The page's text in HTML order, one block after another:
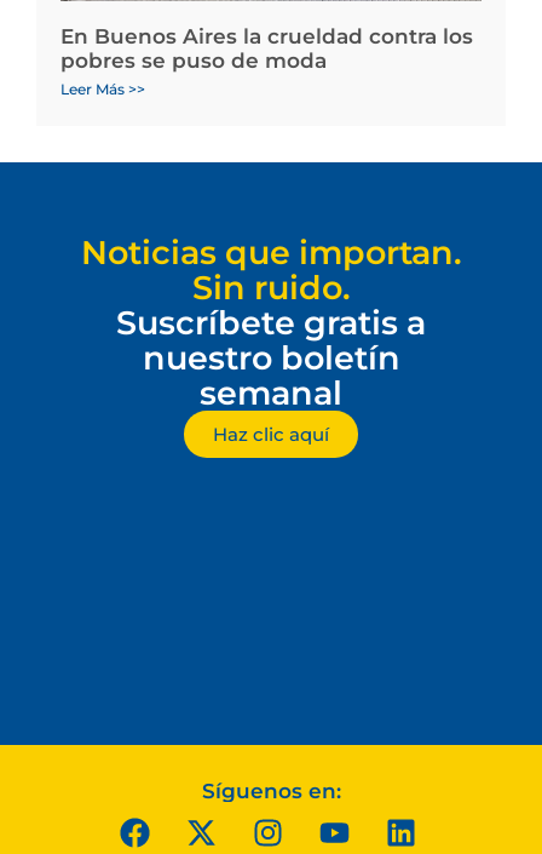
En Buenos Aires la crueldad contra los
pobres se puso de moda
Leer Más >>
Noticias que importan.
Sin ruido.
Suscríbete gratis a
nuestro boletín
semanal
Haz clic aquí
Síguenos en: